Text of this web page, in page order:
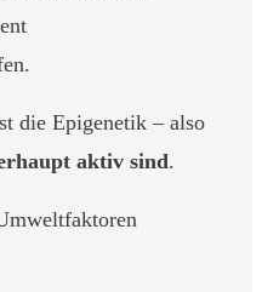
die Epigenetik – also
aktiv sind.